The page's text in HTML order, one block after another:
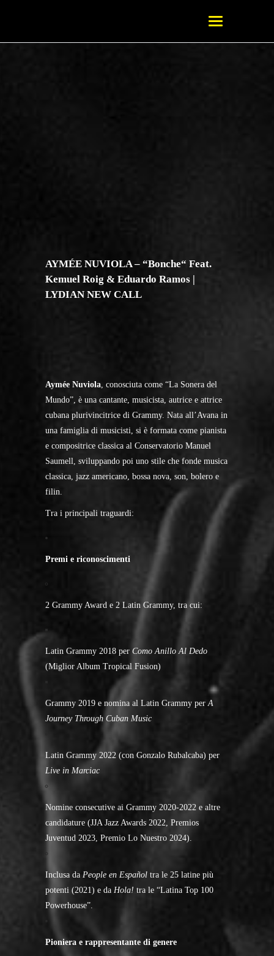
AYMÉE NUVIOLA – “Bonche“ Feat.
Kemuel Roig & Eduardo Ramos |
LYDIAN NEW CALL
Aymée Nuviola, conosciuta come “La Sonera del
Mundo”, è una cantante, musicista, autrice e attrice
cubana plurivincitrice di Grammy. Nata all’Avana in
una famiglia di musicisti, si è formata come pianista
e compositrice classica al Conservatorio Manuel
Saumell, sviluppando poi uno stile che fonde musica
classica, jazz americano, bossa nova, son, bolero e
filin.
Tra i principali traguardi:
Premi e riconoscimenti
2 Grammy Award e 2 Latin Grammy, tra cui:
Latin Grammy 2018 per Como Anillo Al Dedo
(Miglior Album Tropical Fusion)
Grammy 2019 e nomina al Latin Grammy perA
Journey Through Cuban Music
Latin Grammy 2022 (con Gonzalo Rubalcaba) per
Live in Marciac
Nomine consecutive ai Grammy 2020-2022 e altre
candidature (JJA Jazz Awards 2022, Premios
Juventud 2023, Premio Lo Nuestro 2024).
Inclusa da People en Español tra le 25 latine più
potenti (2021) e da Hola! tra le “Latina Top 100
Powerhouse”.
Pioniera e rappresentante di genere